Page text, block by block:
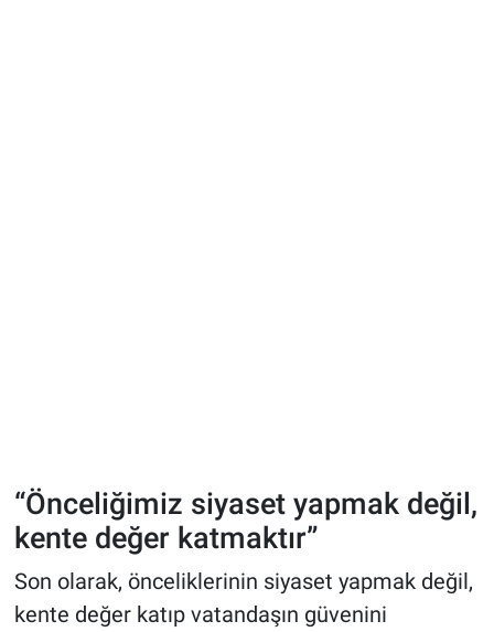
“Önceliğimiz siyaset yapmak değil,
kente değer katmaktır”
Son olarak, önceliklerinin siyaset yapmak değil,
kente değer katıp vatandaşın güvenini